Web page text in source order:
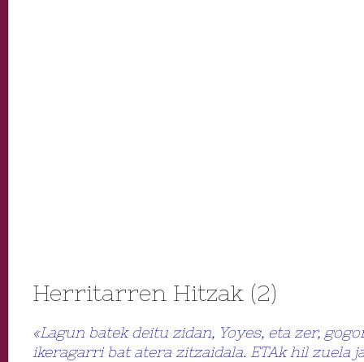
Herritarren Hitzak (2)
«Lagun batek deitu zidan, Yoyes, eta zer,
ikeragarri bat atera zitzaidala. ETAk hil zuela